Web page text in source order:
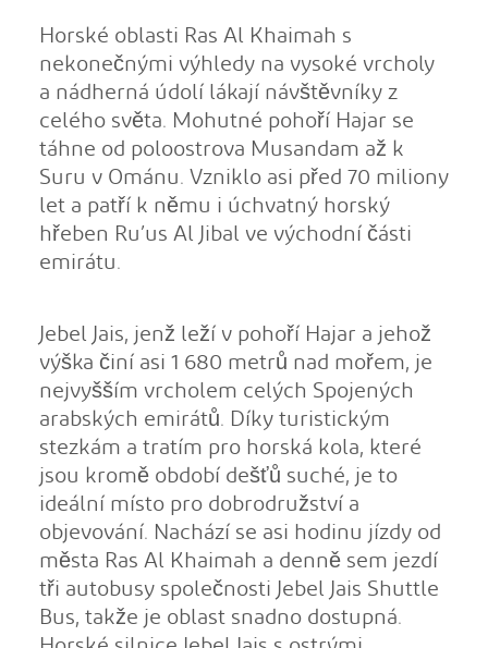
Horské oblasti Ras Al Khaimah s
nekonečnými výhledy na vysoké vrcholy
a nádherná údolí lákají návštěvníky z
celého světa. Mohutné pohoří Hajar se
táhne od poloostrova Musandam až k
Suru v Ománu. Vzniklo asi před 70 miliony
let a patří k němu i úchvatný horský
hřeben Ru’us Al Jibal ve východní části
emirátu.
Jebel Jais, jenž leží v pohoří Hajar a jehož
výška činí asi 1 680 metrů nad mořem, je
nejvyšším vrcholem celých Spojených
arabských emirátů. Díky turistickým
stezkám a tratím pro horská kola, které
jsou kromě období dešťů suché, je to
ideální místo pro dobrodružství a
objevování. Nachází se asi hodinu jízdy od
města Ras Al Khaimah a denně sem jezdí
tři autobusy společnosti Jebel Jais Shuttle
Bus, takže je oblast snadno dostupná.